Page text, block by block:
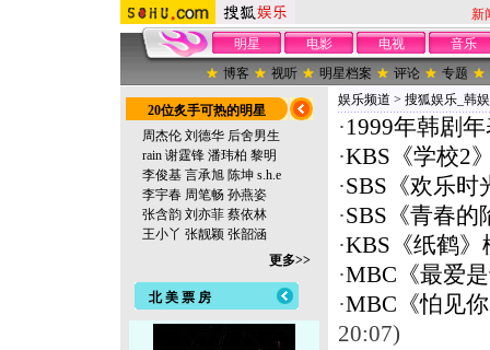
新
明星
电影 电视
音乐
博客
视听 明星档案 评论 专题
20位炙手可热的明星
周杰伦 刘德华 后舍男生
rain 谢霆锋 潘玮柏 黎明
李俊基 言承旭 陈坤 s.h.e
李宇春 周笔畅 孙燕姿
张含韵 刘亦菲 蔡依林
王小丫 张靓颖 张韶涵
更多>>
北 美 票 房
娱乐频道 > 搜狐娱乐_韩娱
·1999年韩剧
·KBS《学校2
·SBS《欢乐时
·SBS《青春的
·KBS《纸鹤》
·MBC《最爱
·MBC《怕见
20:07)